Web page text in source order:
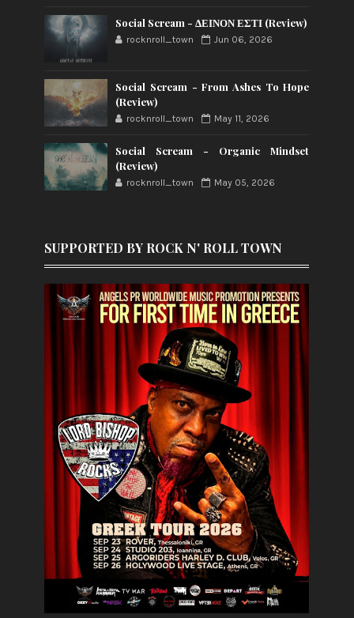
Social Scream - ΔΕΙΝΟΝ ΕΣΤΙ (Review)
rocknroll_town Jun 06, 2026
Social Scream - From Ashes To Hope
(Review)
rocknroll_town May 11, 2026
Social Scream - Organic Mindset
(Review)
rocknroll_town May 05, 2026
SUPPORTED BY ROCK N' ROLL TOWN